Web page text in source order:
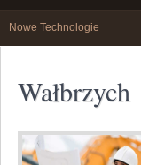
Nowe Technologie
Wałbrzych